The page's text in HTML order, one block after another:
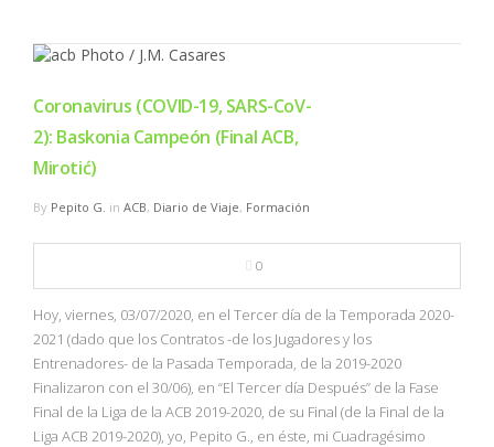
Coronavirus (COVID-19, SARS-CoV-
2): Baskonia Campeón (Final ACB,
Mirotić)
By Pepito G. in ACB, Diario de Viaje, Formación
0
Hoy, viernes, 03/07/2020, en el Tercer día de la Temporada 2020-
2021 (dado que los Contratos -de los Jugadores y los
Entrenadores- de la Pasada Temporada, de la 2019-2020
Finalizaron con el 30/06), en “El Tercer día Después” de la Fase
Final de la Liga de la ACB 2019-2020, de su Final (de la Final de la
Liga ACB 2019-2020), yo, Pepito G., en éste, mi Cuadragésimo